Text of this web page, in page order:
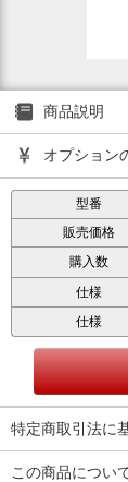
商品説明
オプション
型番
販売価格
購入数
仕様
仕様
特定商取引法に
この商品につい